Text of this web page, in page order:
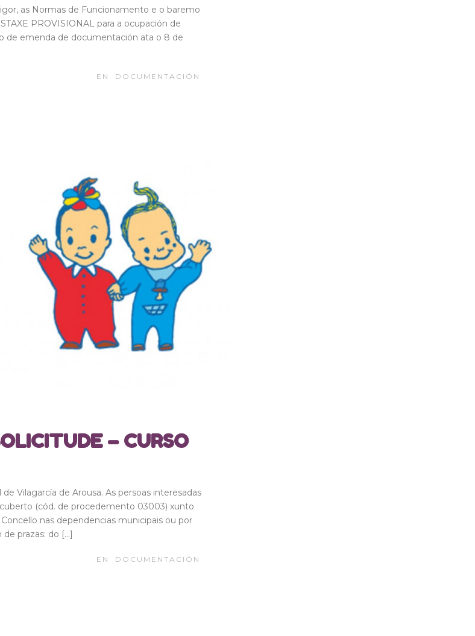
as Normas de Funcionamento e o baremo
PROVISIONAL para a ocupación de
de emenda de documentación ata o 8 de
EN DOCUMENTACIÓN
– CURSO
Vilagarcía de Arousa. As persoas interesadas
(cód. de procedemento 03003) xunto
nas dependencias municipais ou por
prazas: do […]
EN DOCUMENTACIÓN